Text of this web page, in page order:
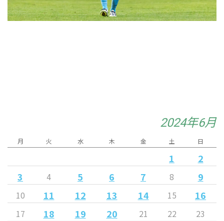
2024年6月
月 火 水 木 金 土 日
1
2
3
4 5 6 7 8 9
10 11 12 13 14 15 16
17 18 19 20 21 22
23